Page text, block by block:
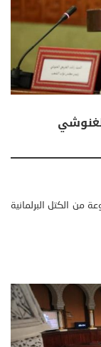
من الكتل البرلمانية